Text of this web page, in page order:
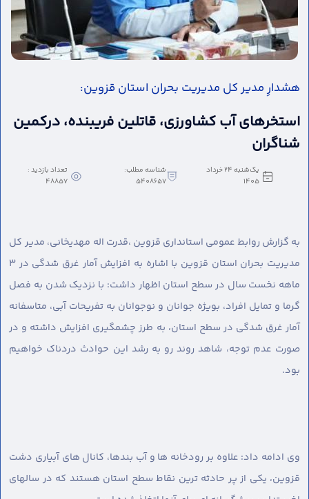
هشدارِ مدیر کل مدیریت بحران استان قزوین:
استخرهای آب کشاورزی، قاتلین فریبنده، درکمین
شناگران
یک‌شنبه 24 خرداد
1405
شناسه مطلب:
5408657
تعداد بازدید :
48857
به گزارش روابط عمومی استانداری قزوین ،قدرت اله مهدیخانی، مدیر کل
مدیریت بحران استان قزوین با اشاره به افزایش آمار غرق شدگی در ۳
ماهه نخست سال در سطح استان اظهار داشت: با نزدیک شدن به فصل
گرما و تمایل افراد، بویژه جوانان و نوجوانان به تفریحات آبی، متاسفانه
آمار غرق شدگی در سطح استان، به طرز چشمگیری افزایش داشته و در
صورت عدم توجه، شاهد روند رو به رشد این حوادث دردناک خواهیم
بود.
وی ادامه داد: علاوه بر رودخانه ها و آب بندها، کانال های آبیاری دشت
قزوین، یکی از پر حادثه ترین نقاط سطح استان هستند که در سالهای